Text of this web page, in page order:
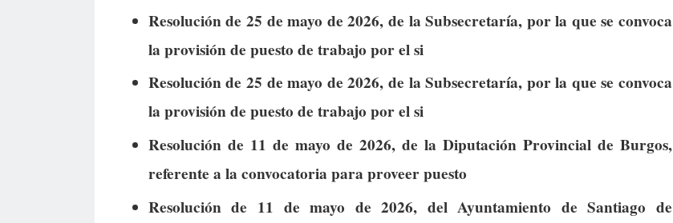
Resolución de 25 de mayo de 2026, de la Subsecretaría, por la que se convoca
la provisión de puesto de trabajo por el si
Resolución de 25 de mayo de 2026, de la Subsecretaría, por la que se convoca
la provisión de puesto de trabajo por el si
Resolución de 11 de mayo de 2026, de la Diputación Provincial de Burgos,
referente a la convocatoria para proveer puesto
Resolución de 11 de mayo de 2026, del Ayuntamiento de Santiago de